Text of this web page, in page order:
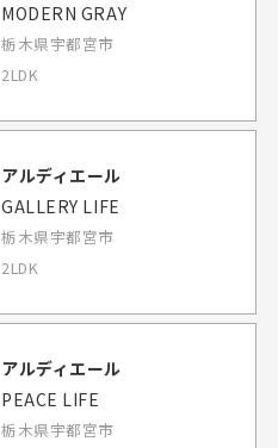
MODERN GRAY
栃木県宇都宮市
2LDK
アルディエール
GALLERY LIFE
栃木県宇都宮市
2LDK
アルディエール
PEACE LIFE
栃木県宇都宮市